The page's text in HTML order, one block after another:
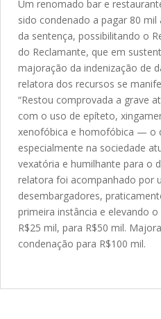
Um renomado bar e
sido condenado a pagar 80
da sentença, possibilitando o
do Reclamante, que em
majoração da indenização de
relatora dos recursos se
“Restou comprovada a grave
com o uso de epíteto,
xenofóbica e homofóbica — o
especialmente na sociedade
vexatória e humilhante para o
relatora foi acompanhado por
desembargadores,
primeira instância e elevando
R$25 mil, para R$50 mil.
condenação para R$100 mil.